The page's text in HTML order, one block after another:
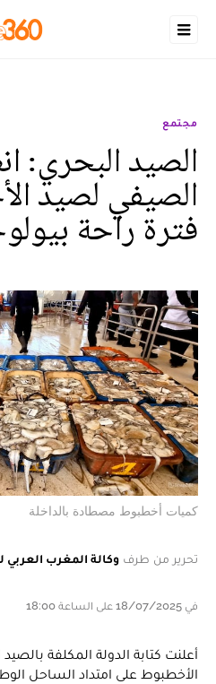
مجتمع
الصيد البحري:
الصيفي لصيد
فترة راحة
كميات أخطبوط مصطادة بالداخلة
تحرير من طرف وكالة المغرب العربي
في 18/07/2025 على الساعة 18:00
أعلنت كتابة الدولة المكلفة